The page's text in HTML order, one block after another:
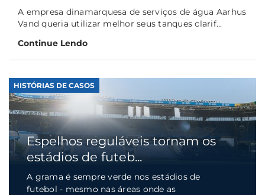
A empresa dinamarquesa de serviços de água Aarhus
Vand queria utilizar melhor seus tanques clarif...
Continue Lendo
HISTÓRIAS DE CASOS
Espelhos reguláveis tornam os
estádios de futeb...
A grama é sempre verde nos estádios de
futebol - mesmo nas áreas onde as